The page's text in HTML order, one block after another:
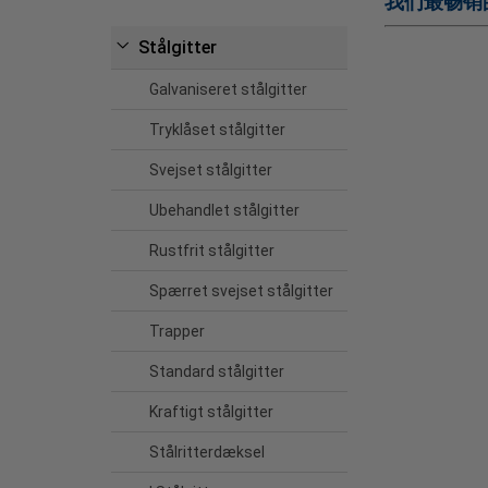
Stålgitter
Galvaniseret stålgitter
Tryklåset stålgitter
Svejset stålgitter
Ubehandlet stålgitter
Rustfrit stålgitter
Spærret svejset stålgitter
Trapper
Standard stålgitter
Kraftigt stålgitter
Stålritterdæksel